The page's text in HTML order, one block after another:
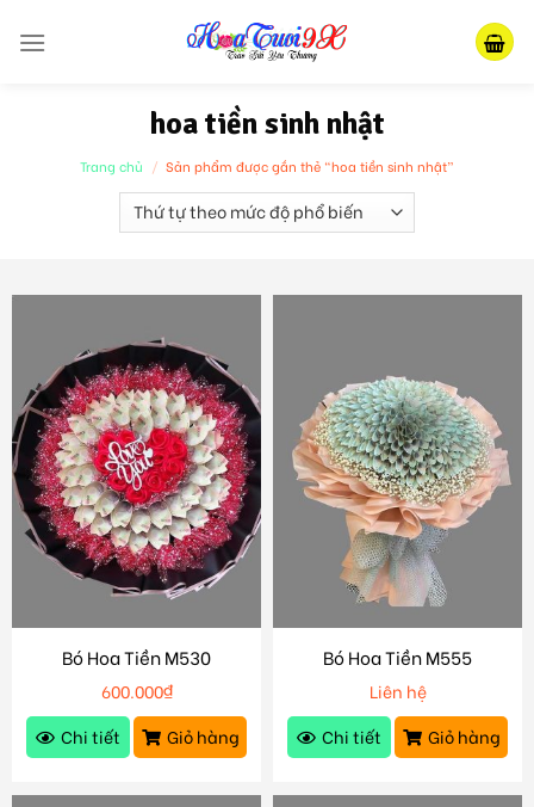
hoa tiền sinh nhật
Trang chủ / Sản phẩm được gắn thẻ “hoa tiền sinh nhật”
Bó Hoa Tiền M530
600.000₫
Chi tiết
Giỏ hàng
Bó Hoa Tiền M555
Liên hệ
Chi tiết
Giỏ hàng